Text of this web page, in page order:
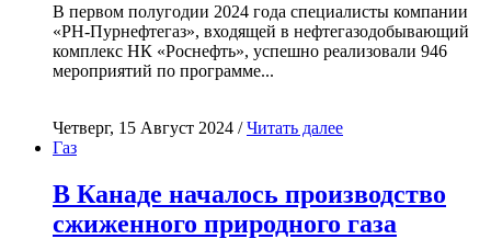
В первом полугодии 2024 года специалисты компании
«РН-Пурнефтегаз», входящей в нефтегазодобывающий
комплекс НК «Роснефть», успешно реализовали 946
мероприятий по программе...
Четверг, 15 Август 2024 /Читать далее
Газ
В Канаде началось производство
сжиженного природного газа